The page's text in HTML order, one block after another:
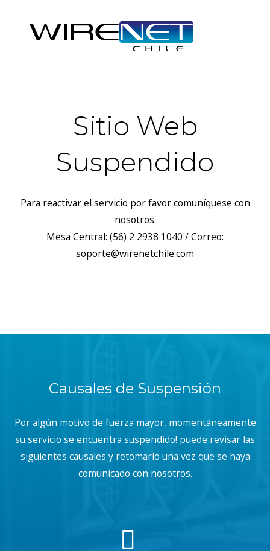
Sitio Web
Suspendido
Para reactivar el servicio por favor comuníquese con
nosotros.
Mesa Central: (56) 2 2938 1040 / Correo:
soporte@wirenetchile.com
Causales de Suspensión
Por algún motivo de fuerza mayor, momentáneamente
su servicio se encuentra suspendido! puede revisar las
siguientes causales y retomarlo una vez que se haya
comunicado con nosotros.